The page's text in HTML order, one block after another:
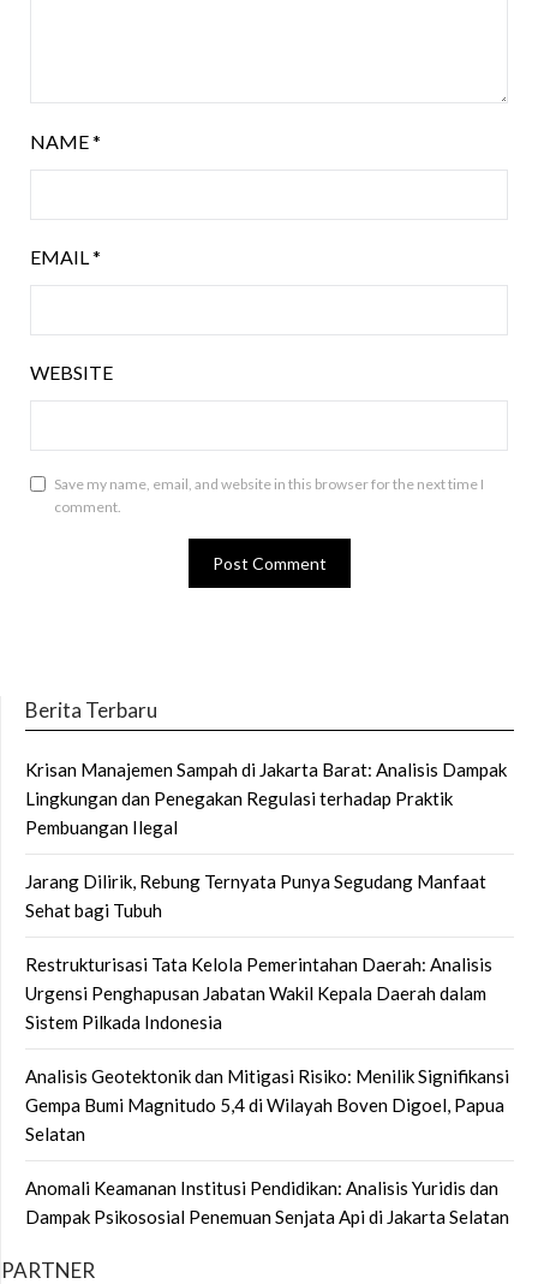
NAME*
EMAIL *
WEBSITE
Save my name, email, and website in this browser for the next time I
comment.
Berita Terbaru
Krisan Manajemen Sampah di Jakarta Barat: Analisis Dampak
Lingkungan dan Penegakan Regulasi terhadap Praktik
Pembuangan Ilegal
Jarang Dilirik, Rebung Ternyata Punya Segudang Manfaat
Sehat bagi Tubuh
Restrukturisasi Tata Kelola Pemerintahan Daerah: Analisis
Urgensi Penghapusan Jabatan Wakil Kepala Daerah dalam
Sistem Pilkada Indonesia
Analisis Geotektonik dan Mitigasi Risiko: Menilik Signifikansi
Gempa Bumi Magnitudo 5,4 di Wilayah Boven Digoel, Papua
Selatan
Anomali Keamanan Institusi Pendidikan: Analisis Yuridis dan
Dampak Psikososial Penemuan Senjata Api di Jakarta Selatan
PARTNER